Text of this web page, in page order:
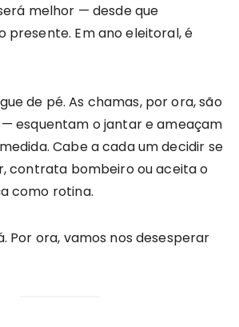
melhor — desde que
presente. Em ano eleitoral, é
de pé. As chamas, por ora, são
esquentam o jantar e ameaçam
Cabe a cada um decidir se
contrata bombeiro ou aceita o
como rotina.
Por ora, vamos nos desesperar